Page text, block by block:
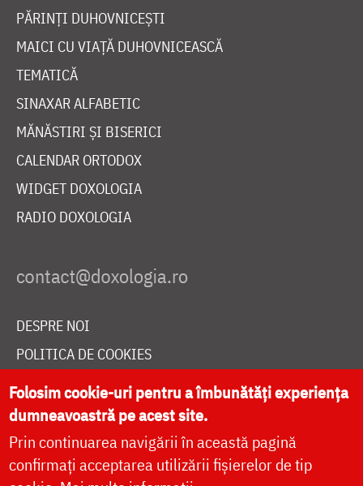
PĂRINȚI DUHOVNICEȘTI
MAICI CU VIAȚĂ DUHOVNICEASCĂ
TEMATICĂ
SINAXAR ALFABETIC
MĂNĂSTIRI ȘI BISERICI
CALENDAR ORTODOX
WIDGET DOXOLOGIA
RADIO DOXOLOGIA
DESPRE NOI
POLITICA DE COOKIES
DONEAZĂ ONLINE PENTRU CATEDRALA NAȚIONALĂ
LIVE
Folosim cookie-uri pentru a îmbunătăți experiența
dumneavoastră pe acest site.
Prin continuarea navigării în această pagină
confirmați acceptarea utilizării fișierelor de tip